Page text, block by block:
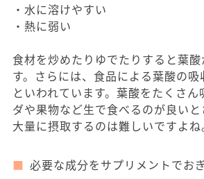
・水に溶けやすい
・熱に弱い
食材を炒めたりゆでたりすると葉
す。さらには、食品による葉酸の
といわれています。葉酸をたくさ
ダや果物など生で食べるのが良いと
大量に摂取するのは難しいですよね
必要な成分をサプリメントでお